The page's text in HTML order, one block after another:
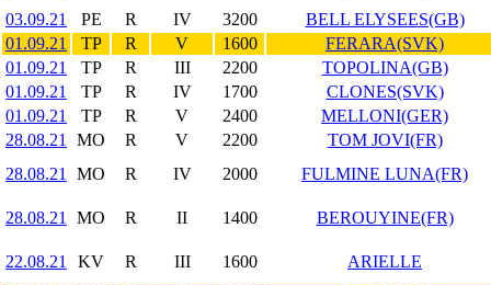
03.09.21
PE R IV 3200
BELL ELYSEES(GB)
01.09.21
TP R V 1600
FERARA(SVK)
01.09.21
TP R III 2200
TOPOLINA(GB)
01.09.21
TP R IV 1700
CLONES(SVK)
01.09.21
TP R V 2400
MELLONI(GER)
28.08.21
MO R V 2200
TOM JOVI(FR)
28.08.21
MO R IV 2000 FULMINE LUNA(FR)
28.08.21 MO R II 1400 BEROUYINE(FR)
22.08.21 KV R III 1600
ARIELLE